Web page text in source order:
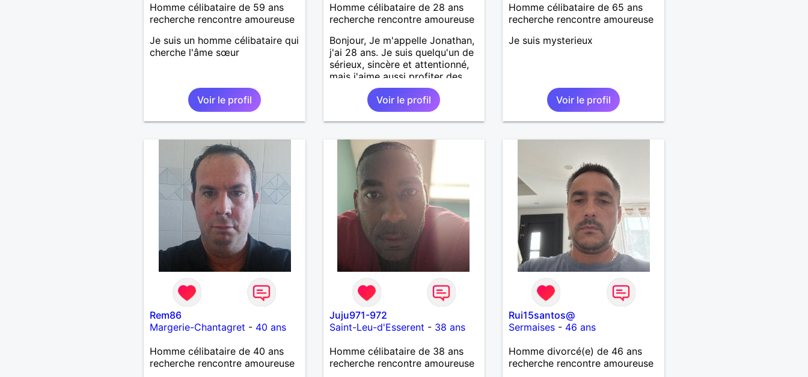
Homme célibataire de 59 ans
recherche rencontre amoureuse
Je suis un homme célibataire qui
cherche l'âme sœur
Voir le profil
Homme célibataire de 28 ans
recherche rencontre amoureuse
Bonjour, Je m'appelle Jonathan,
j'ai 28 ans. Je suis quelqu'un de
sérieux, sincère et attentionné,
mais j'aime aussi profiter des
bons moments de la vie avec
humour et simplicité. J'apprécie
les voyages, les découvertes,
les jeux vidéo et les moments
recherche d'une personne
authentique avec qui partager
de belles expériences,
construire une relation sérieuse
basée sur la confiance, le
respect et la complicité. Si tu
apprécies les conversations
sincères, les fous rires et les
personnes qui savent ce qu'elles
veulent, n'hésite pas à venir
discuter. Au plaisir de faire
connaissance !
Voir le profil
Homme célibataire de 65 ans
recherche rencontre amoureuse
Je suis mysterieux
Voir le profil
Rem86
Margerie-Chantagret - 40 ans
Homme célibataire de 40 ans
recherche rencontre amoureuse
Juju971-972
Saint-Leu-d'Esserent - 38 ans
Homme célibataire de 38 ans
recherche rencontre amoureuse
Rui15santos@
Sermaises - 46 ans
Homme divorcé(e) de 46 ans
recherche rencontre amoureuse